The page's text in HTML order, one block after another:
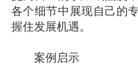
各个细节中展现自己的
握住发展机遇。
案例启示